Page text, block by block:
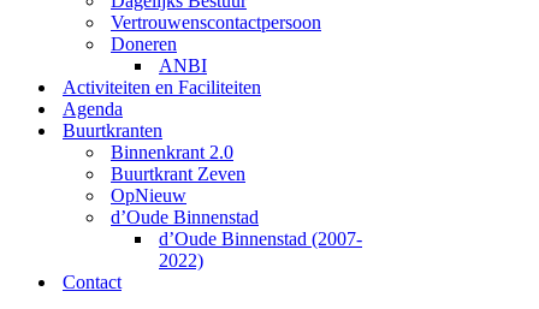
Vertrouwenscontactpersoon
Doneren
ANBI
Activiteiten en Faciliteiten
Agenda
Buurtkranten
Binnenkrant 2.0
Buurtkrant Zeven
OpNieuw
d’Oude Binnenstad
d’Oude Binnenstad (2007-
2022)
Contact